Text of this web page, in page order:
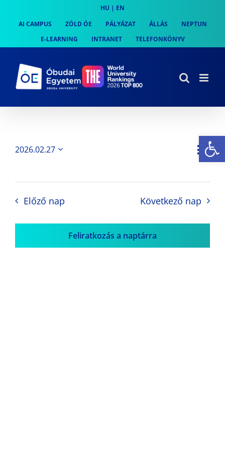
content
HU | EN
AI CAMPUS
ZÖLD ÓE PÁLYÁZAT ÁLLÁS
NEPTUN
E-LEARNING
INTRANET TELEFONKÖNYV
Nap
2026.02.27
Előző nap Következő nap
Feliratkozás a naptárra